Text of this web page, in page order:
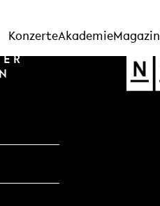
KonzerteAkademieMagazin